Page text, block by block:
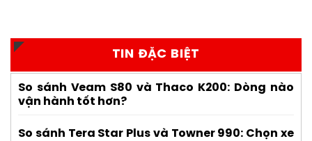
TIN ĐẶC BIỆT
So sánh Veam S80 và Thaco K200: Dòng nào
vận hành tốt hơn?
So sánh Tera Star Plus và Towner 990: Chọn xe